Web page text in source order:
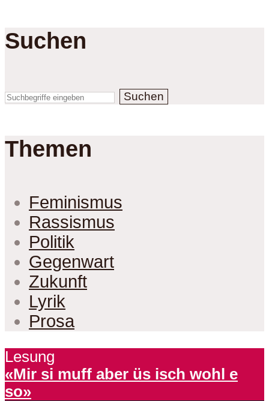
Suchen
Suchen
Themen
Feminismus
Rassismus
Politik
Gegenwart
Zukunft
Lyrik
Prosa
Lesung
«Mir si muff aber üs isch wohl e
so»